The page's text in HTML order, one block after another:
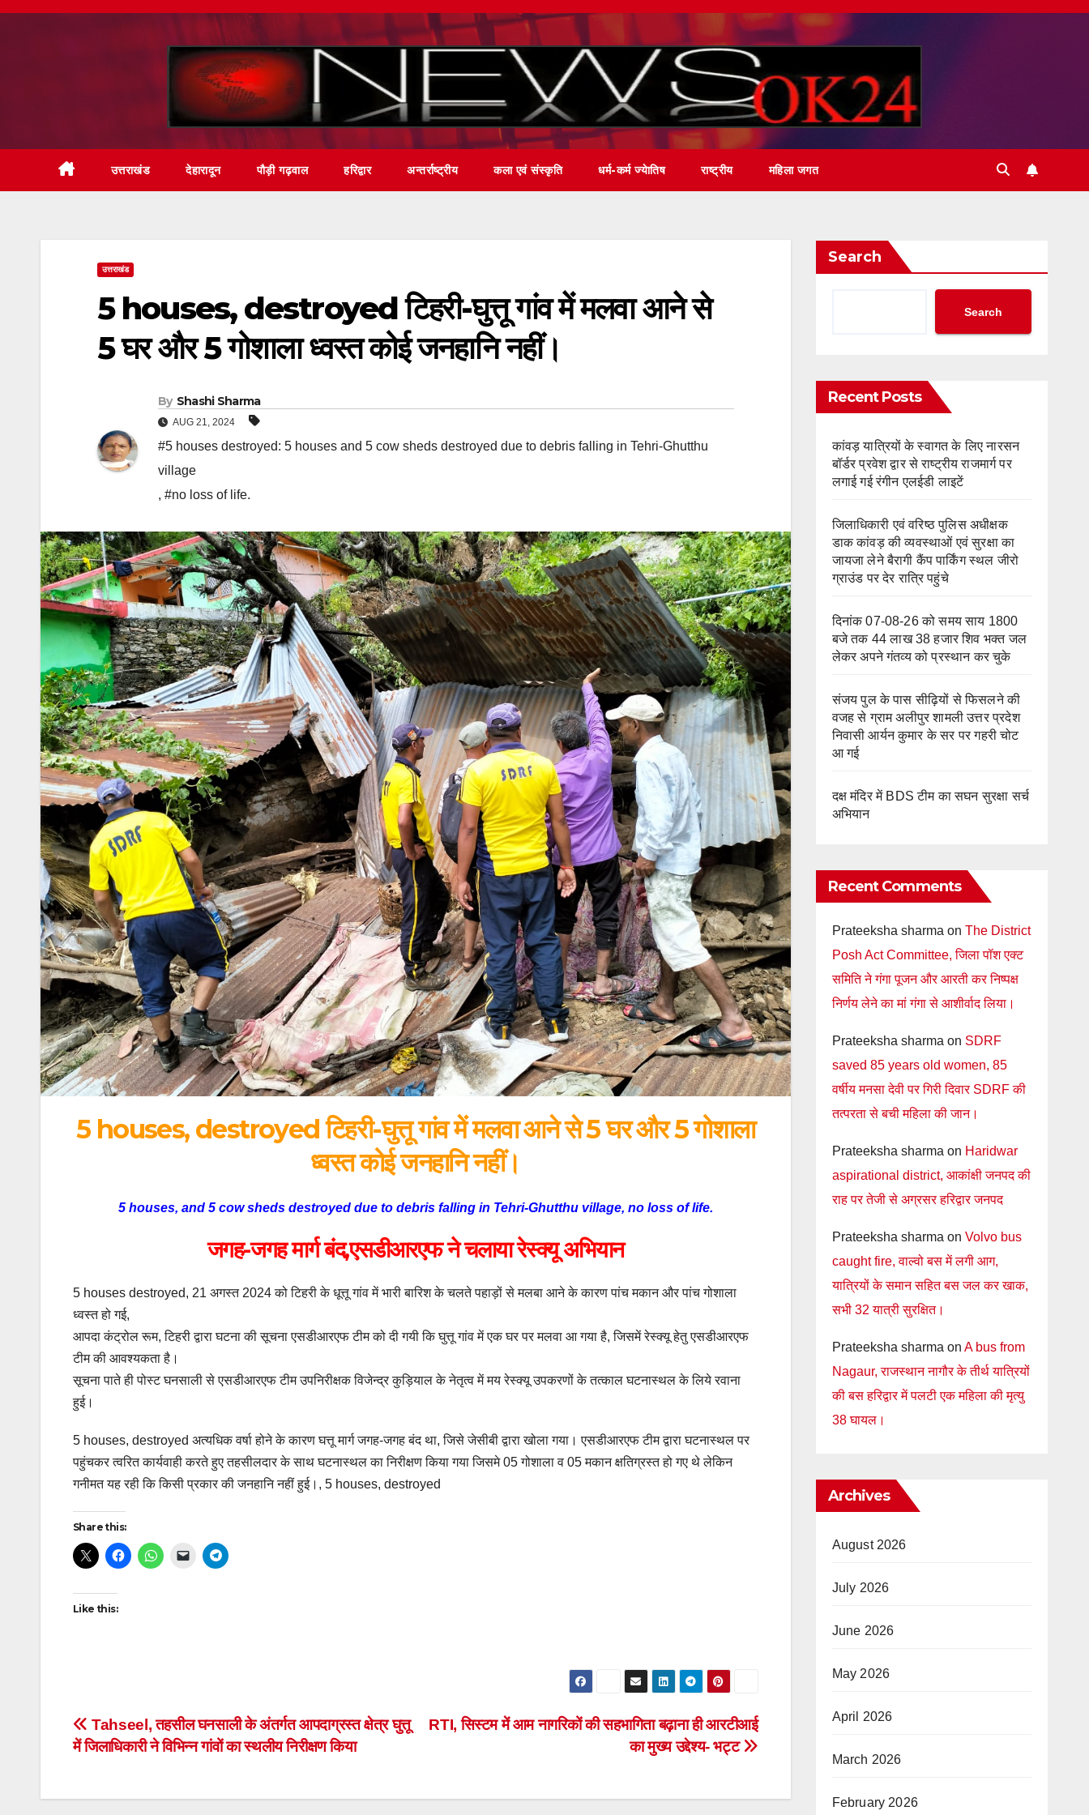
Skip
उत्तराखंड देहारादून पौड़ी गढ़वाल हरिद्वार अन्तर्राष्ट्रीय कला एवं संस्कृति धर्म-कर्म ज्येातिष राष्ट्रीय महिला जगत
उत्तराखंड
5 houses, destroyed टिहरी-घुत्तू गांव में मलवा आने से
5 घर और 5 गोशाला ध्वस्त कोई जनहानि नहीं।
By Shashi Sharma
AUG 21, 2024
#5 houses destroyed: 5 houses and 5 cow sheds destroyed due to debris falling in Tehri-Ghutthu
village
, #no loss of life.
5 houses, destroyed टिहरी-घुत्तू गांव में मलवा आने से 5 घर और 5 गोशाला
ध्वस्त कोई जनहानि नहीं।
5 houses, and 5 cow sheds destroyed due to debris falling in Tehri-Ghutthu village, no loss of life.
जगह-जगह मार्ग बंद,एसडीआरएफ ने चलाया रेस्क्यू अभियान
5 houses destroyed, 21 अगस्त 2024 को टिहरी के धूत्तू गांव में भारी बारिश के चलते पहाड़ों से मलबा आने के कारण पांच मकान और पांच गोशाला
ध्वस्त हो गई,
आपदा कंट्रोल रूम, टिहरी द्वारा घटना की सूचना एसडीआरएफ टीम को दी गयी कि घुत्तू गांव में एक घर पर मलवा आ गया है, जिसमें रेस्क्यू हेतु एसडीआरएफ
टीम की आवश्यकता है।
सूचना पाते ही पोस्ट घनसाली से एसडीआरएफ टीम उपनिरीक्षक विजेन्द्र कुड़ियाल के नेतृत्व में मय रेस्क्यू उपकरणों के तत्काल घटनास्थल के लिये रवाना
हुई।
5 houses, destroyed अत्यधिक वर्षा होने के कारण घत्तू मार्ग जगह-जगह बंद था, जिसे जेसीबी द्वारा खोला गया। एसडीआरएफ टीम द्वारा घटनास्थल पर
पहुंचकर त्वरित कार्यवाही करते हुए तहसीलदार के साथ घटनास्थल का निरीक्षण किया गया जिसमे 05 गोशाला व 05 मकान क्षतिग्रस्त हो गए थे लेकिन
गनीमत यह रही कि किसी प्रकार की जनहानि नहीं हुई।, 5 houses, destroyed
Share this:
Like this:
Post
RTI, सिस्टम में आम नागरिकों की सहभागिता बढ़ाना ही आरटीआई
का मुख्य उद्देश्य- भट्ट
Tahseel, तहसील घनसाली के अंतर्गत आपदाग्रस्त क्षेत्र घुत्तू
में जिलाधिकारी ने विभिन्न गांवों का स्थलीय निरीक्षण किया
Search
Search
Recent Posts
कांवड़ यात्रियों के स्वागत के लिए नारसन
बॉर्डर प्रवेश द्वार से राष्ट्रीय राजमार्ग पर
लगाई गई रंगीन एलईडी लाइटें
जिलाधिकारी एवं वरिष्ठ पुलिस अधीक्षक
डाक कांवड़ की व्यवस्थाओं एवं सुरक्षा का
जायजा लेने बैरागी कैंप पार्किंग स्थल जीरो
ग्राउंड पर देर रात्रि पहुंचे
दिनांक 07-08-26 को समय साय 1800
बजे तक 44 लाख 38 हजार शिव भक्त जल
लेकर अपने गंतव्य को प्रस्थान कर चुके
संजय पुल के पास सीढ़ियों से फिसलने की
वजह से ग्राम अलीपुर शामली उत्तर प्रदेश
निवासी आर्यन कुमार के सर पर गहरी चोट
आ गई
दक्ष मंदिर में BDS टीम का सघन सुरक्षा सर्च
अभियान
Recent Comments
Prateeksha sharma on The District
Posh Act Committee, जिला पॉश एक्ट
समिति ने गंगा पूजन और आरती कर निष्पक्ष
निर्णय लेने का मां गंगा से आशीर्वाद लिया।
Prateeksha sharma on SDRF
saved 85 years old women, 85
वर्षीय मनसा देवी पर गिरी दिवार SDRF की
तत्परता से बची महिला की जान।
Prateeksha sharma on Haridwar
aspirational district, आकांक्षी जनपद की
राह पर तेजी से अग्रसर हरिद्वार जनपद
Prateeksha sharma on Volvo bus
caught fire, वाल्वो बस में लगी आग,
यात्रियों के समान सहित बस जल कर खाक,
सभी 32 यात्री सुरक्षित।
Prateeksha sharma on A bus from
Nagaur, राजस्थान नागौर के तीर्थ यात्रियों
की बस हरिद्वार में पलटी एक महिला की मृत्यु
38 घायल।
Archives
August 2026
July 2026
June 2026
May 2026
April 2026
March 2026
February 2026